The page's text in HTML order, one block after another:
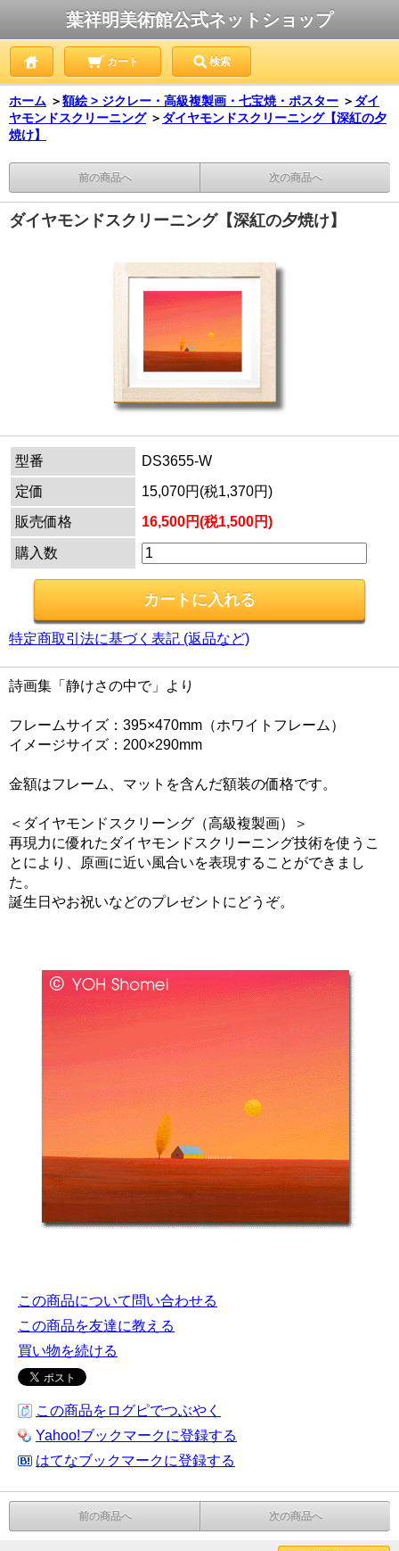
葉祥明美術館公式ネットショップ
カート 検索
ホーム ＞額絵 > ジクレー・高級複製画・七宝焼・ポスター ＞ ダイ
ヤモンドスクリーニング ＞ ダイヤモンドスクリーニング【深紅の夕
焼け】
前の商品へ 次の商品へ
ダイヤモンドスクリーニング【深紅の夕焼け】
型番
DS3655-W
定価
15,070円(税1,370円)
販売価格
16,500円(税1,500円)
購入数
特定商取引法に基づく表記 (返品など)
詩画集「静けさの中で」より
フレームサイズ：395×470mm（ホワイトフレーム）
イメージサイズ：200×290mm
金額はフレーム、マットを含んだ額装の価格です。
＜ダイヤモンドスクリーング（高級複製画）＞
再現力に優れたダイヤモンドスクリーニング技術を使うこ
とにより、原画に近い風合いを表現することができまし
た。
誕生日やお祝いなどのプレゼントにどうぞ。
この商品について問い合わせる
この商品を友達に教える
買い物を続ける
この商品をログピでつぶやく
Yahoo!ブックマークに登録する
はてなブックマークに登録する
前の商品へ 次の商品へ